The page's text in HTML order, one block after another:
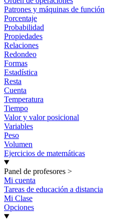
Patrones y máquinas de función
Porcentaje
Probabilidad
Propiedades
Relaciones
Redondeo
Formas
Estadística
Resta
Cuenta
Temperatura
Tiempo
Valor y valor posicional
Variables
Peso
Volumen
Ejercicios de matemáticas
Panel de profesores >
Mi cuenta
Tareas de educación a distancia
Mi Clase
Opciones